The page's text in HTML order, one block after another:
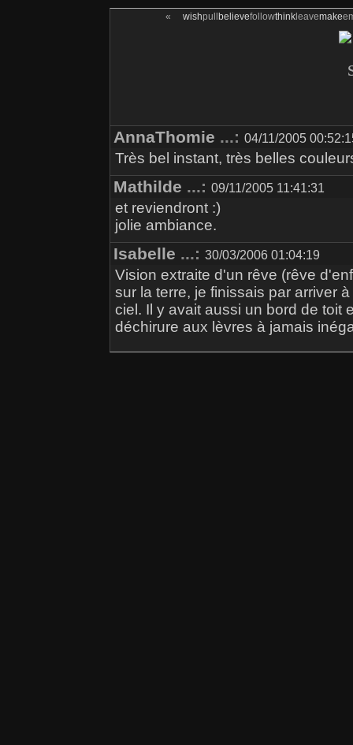
« wishpull believefollowthinkleavemake
AnnaThomie ...: 04/11/2005
Très bel instant, très belles
Mathilde ...: 09/11/2005 11:41:31
et reviendront :)
jolie ambiance.
Isabelle ...: 30/03/2006 01:04:19
Vision extraite d'un rêve (rêve
sur la terre, je finissais par arriver
ciel. Il y avait aussi un bord de toit
déchirure aux lèvres à jamais